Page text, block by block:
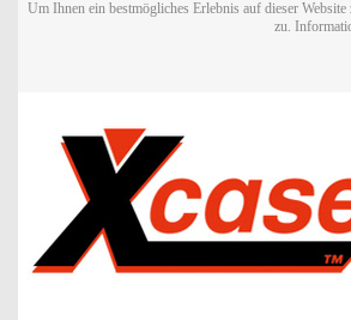
Um Ihnen ein bestmögliches Erlebnis auf dieser
zu.